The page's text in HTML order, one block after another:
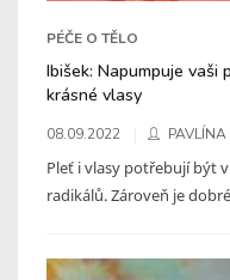
PÉČE O TĚLO
Ibišek: Napumpuje
krásné vlasy
08.09.2022
Pleť i vlasy potřebují být
radikálů. Zároveň je